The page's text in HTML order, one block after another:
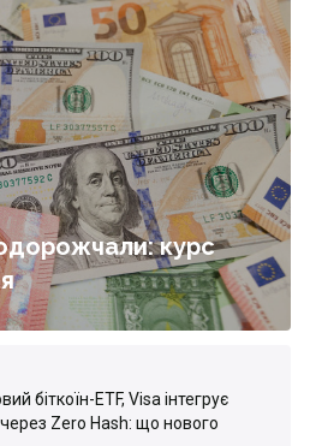
курс
біткоїн-ETF, Visa інтегрує
Zero Hash: що нового